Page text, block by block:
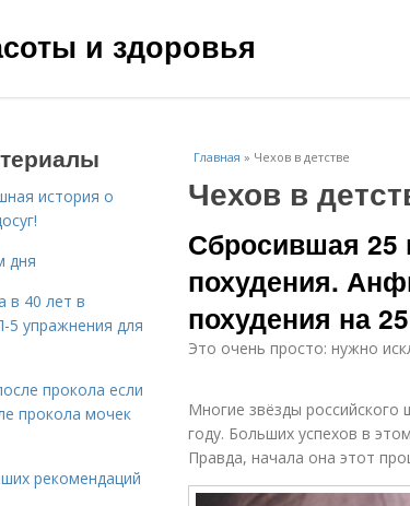
и здоровья
Главная » Чехов в детстве
Чехов в
Сбросившая 25
похудения.
похудения на
Это очень просто: нужно
Многие звёзды российского
году. Больших успехов в
Правда, начала она этот
история о
дня
в 40 лет в
5 упражнения для
прокола если
прокола мочек
рекомендаций